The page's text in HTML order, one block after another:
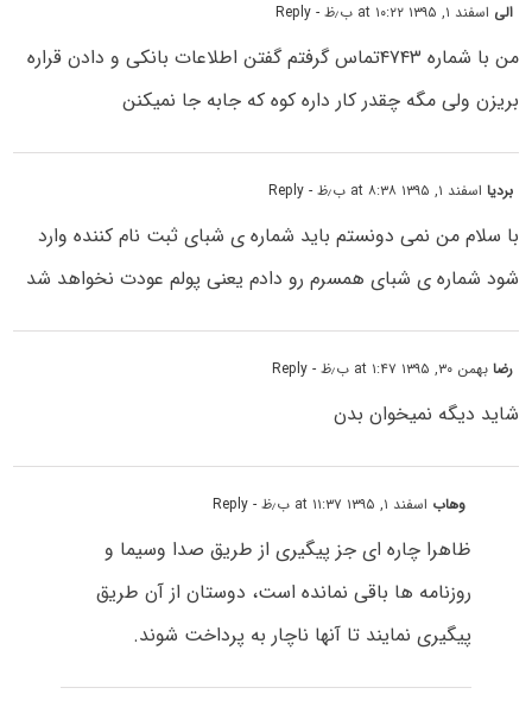
الی اسفند ۱, ۱۳۹۵ at ۱۰:۲۲ ب٫ظ - Reply
من با شماره ۴۷۴۳تماس گرفتم گفتن اطلاعات بانکی و دادن قراره
بریزن ولی مگه چقدر کار داره کوه که جابه جا نمیکنن
بردیااسفند ۱, ۱۳۹۵ at ۸:۳۸ ب٫ظ - Reply
با سلام من نمی دونستم باید شماره ی شبای ثبت نام کننده وارد
شود شماره ی شبای همسرم رو دادم یعنی پولم عودت نخواهد شد
رضابهمن ۳۰, ۱۳۹۵ at ۱:۴۷ ب٫ظ - Reply
شاید دیگه نمیخوان بدن
وهاب اسفند ۱, ۱۳۹۵ at ۱۱:۳۷ ب٫ظ - Reply
ظاهرا چاره ای جز پیگیری از طریق صدا وسیما و
روزنامه ها باقی نمانده است، دوستان از آن طریق
پیگیری نمایند تا آنها ناچار به پرداخت شوند.